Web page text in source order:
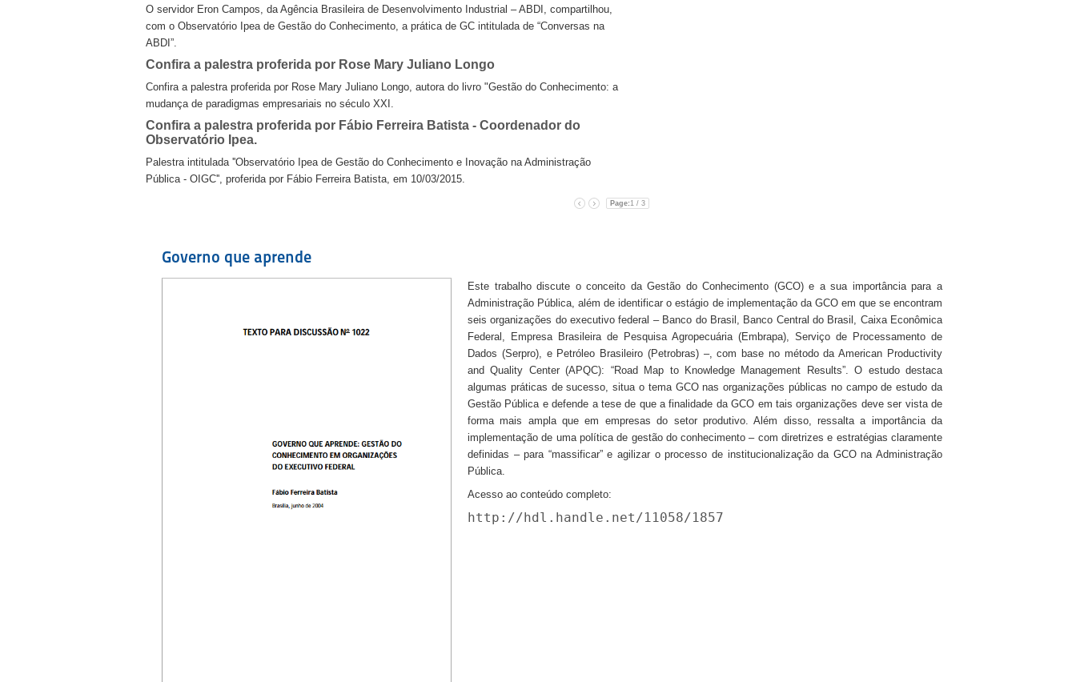
O servidor Eron Campos, da Agência Brasileira de Desenvolvimento Industrial – ABDI, compartilhou,
com o Observatório Ipea de Gestão do Conhecimento, a prática de GC intitulada de “Conversas na
ABDI”.
Confira a palestra proferida por Rose Mary Juliano Longo
Confira a palestra proferida por Rose Mary Juliano Longo, autora do livro "Gestão do Conhecimento: a
mudança de paradigmas empresariais no século XXI.
Confira a palestra proferida por Fábio Ferreira Batista - Coordenador do
Observatório Ipea.
Palestra intitulada ''Observatório Ipea de Gestão do Conhecimento e Inovação na Administração
Pública - OIGC'', proferida por Fábio Ferreira Batista, em 10/03/2015.
Page:1 / 3
Governo que aprende
Este trabalho discute o conceito da Gestão do Conhecimento (GCO) e a sua importância para a
Administração Pública, além de identificar o estágio de implementação da GCO em que se encontram
seis organizações do executivo federal – Banco do Brasil, Banco Central do Brasil, Caixa Econômica
Federal, Empresa Brasileira de Pesquisa Agropecuária (Embrapa), Serviço de Processamento de
Dados (Serpro), e Petróleo Brasileiro (Petrobras) –, com base no método da American Productivity
and Quality Center (APQC): “Road Map to Knowledge Management Results”. O estudo destaca
algumas práticas de sucesso, situa o tema GCO nas organizações públicas no campo de estudo da
Gestão Pública e defende a tese de que a finalidade da GCO em tais organizações deve ser vista de
forma mais ampla que em empresas do setor produtivo. Além disso, ressalta a importância da
implementação de uma política de gestão do conhecimento – com diretrizes e estratégias claramente
definidas – para “massificar” e agilizar o processo de institucionalização da GCO na Administração
Pública.
Acesso ao conteúdo completo:
http://hdl.handle.net/11058/1857